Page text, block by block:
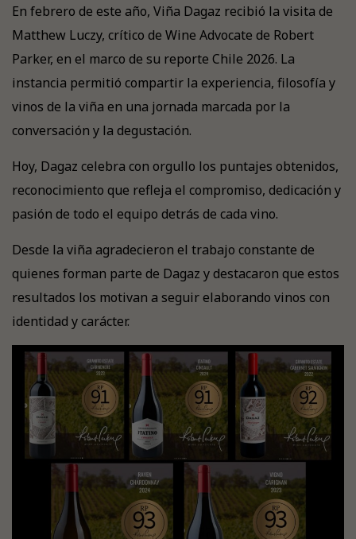
En febrero de este año, Viña Dagaz recibió la visita de
Matthew Luczy, crítico de Wine Advocate de Robert
Parker, en el marco de su reporte Chile 2026. La
instancia permitió compartir la experiencia, filosofía y
vinos de la viña en una jornada marcada por la
conversación y la degustación.
Hoy, Dagaz celebra con orgullo los puntajes obtenidos,
reconocimiento que refleja el compromiso, dedicación y
pasión de todo el equipo detrás de cada vino.
Desde la viña agradecieron el trabajo constante de
quienes forman parte de Dagaz y destacaron que estos
resultados los motivan a seguir elaborando vinos con
identidad y carácter.